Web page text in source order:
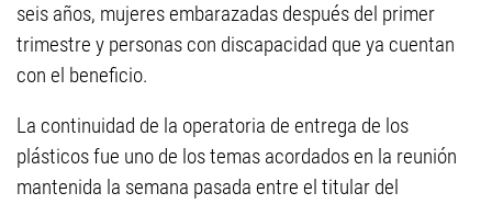
seis años, mujeres embarazadas después del primer
trimestre y personas con discapacidad que ya cuentan
con el beneficio.
La continuidad de la operatoria de entrega de los
plásticos fue uno de los temas acordados en la reunión
mantenida la semana pasada entre el titular del